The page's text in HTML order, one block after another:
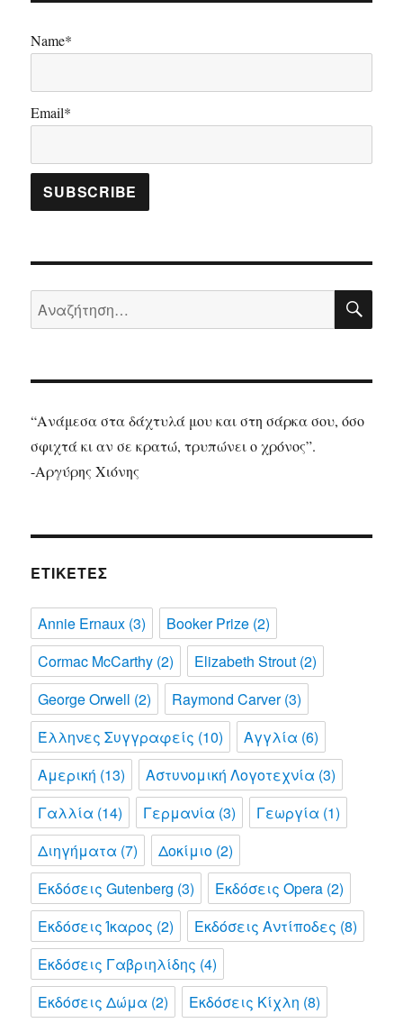
Name*
Email*
Αναζήτηση
για:
“Ανάμεσα στα δάχτυλά μου και στη σάρκα σου, όσο
σφιχτά κι αν σε κρατώ, τρυπώνει ο χρόνος”.
-Αργύρης Χιόνης
ΕΤΙΚΈΤΕΣ
Annie Ernaux (3) Booker Prize (2)
Cormac McCarthy (2) Elizabeth Strout (2)
George Orwell (2) Raymond Carver(3)
Έλληνες Συγγραφείς (10) Αγγλία (6)
Αμερική (13) Αστυνομική Λογοτεχνία (3)
Γαλλία (14) Γερμανία (3) Γεωργία (1)
Διηγήματα (7) Δοκίμιο (2)
Εκδόσεις Gutenberg (3) Εκδόσεις Opera (2)
Εκδόσεις Ίκαρος (2) Εκδόσεις Αντίποδες (8)
Εκδόσεις Γαβριηλίδης (4)
Εκδόσεις Δώμα (2) Εκδόσεις Κίχλη (8)